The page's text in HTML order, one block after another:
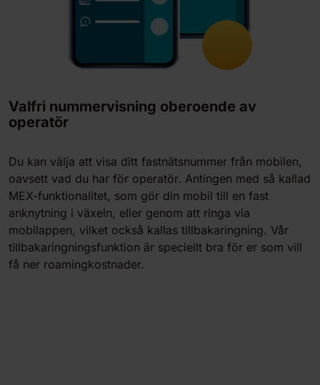
Valfri nummervisning oberoende av
operatör
Du kan välja att visa ditt fastnätsnummer från mobilen,
oavsett vad du har för operatör. Antingen med så kallad
MEX-funktionalitet, som gör din mobil till en fast
anknytning i växeln, eller genom att ringa via
mobilappen, vilket också kallas tillbakaringning. Vår
tillbakaringningsfunktion är speciellt bra för er som vill
få ner roamingkostnader.